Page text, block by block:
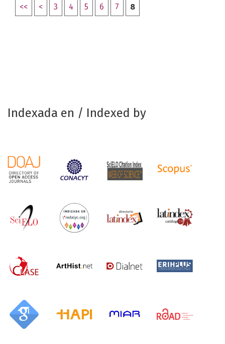
<< < 3 4 5 6 7 8
Indexada en / Indexed by